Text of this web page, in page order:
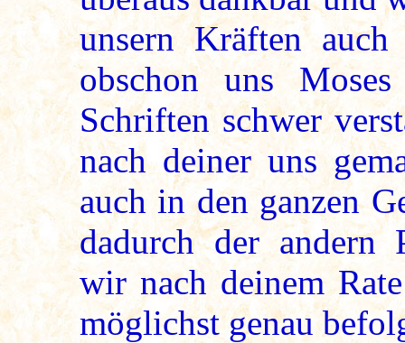
unsern Kräften
obschon uns
Schriften schwer
nach deiner uns
auch in den ganzen
dadurch der andern
wir nach deinem
möglichst genau